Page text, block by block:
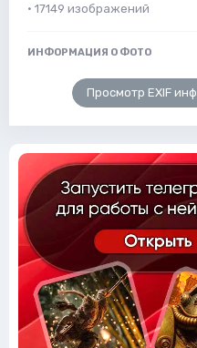
· 17149 изображений
ИНФОРМАЦИЯ О ФОТО
Просмотр EXIF